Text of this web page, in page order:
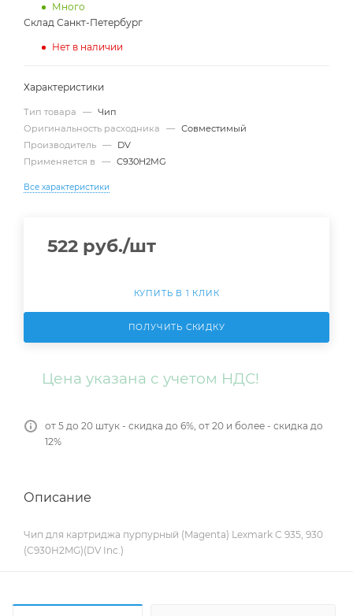
Много
Склад Санкт-Петербург
Нет в наличии
Характеристики
Тип товара — Чип
Оригинальность расходника
— Совместимый
Производитель —
DV
Применяется в
— C930H2MG
Все характеристики
522 руб./шт
КУПИТЬ В 1 КЛИК
ПОЛУЧИТЬ СКИДКУ
Цена указана с учетом НДС!
от 5 до 20 штук - скидка до 6%, от 20 и более - скидка до
12%
Описание
Чип для картриджа пурпурный (Magenta) Lexmark C 935, 930
(C930H2MG)(DV Inc.)